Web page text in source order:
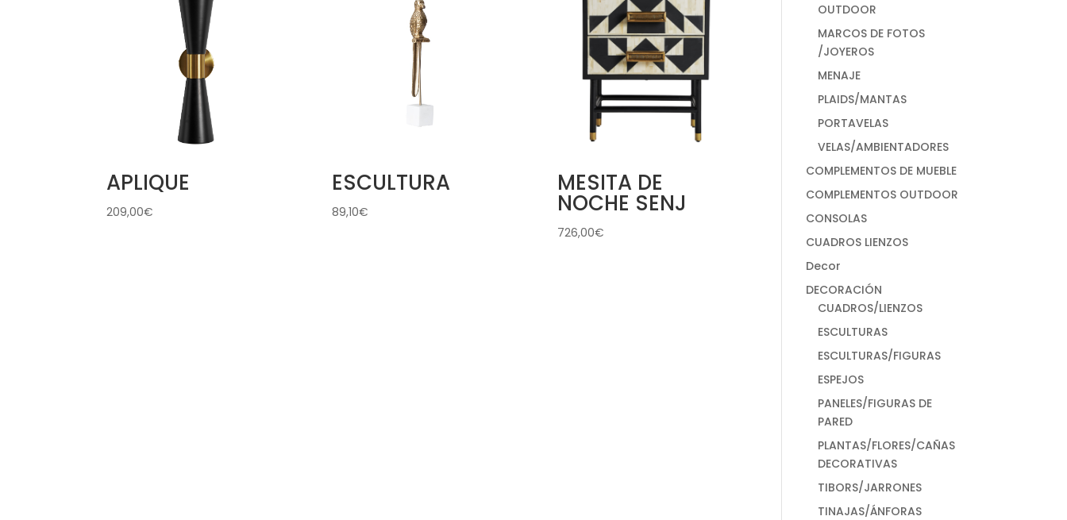
APLIQUE
209,00€
ESCULTURA
89,10€
MESITA DE
NOCHE SENJ
726,00€
OUTDOOR
MARCOS DE FOTOS
/JOYEROS
MENAJE
PLAIDS/MANTAS
PORTAVELAS
VELAS/AMBIENTADORES
COMPLEMENTOS DE MUEBLE
COMPLEMENTOS OUTDOOR
CONSOLAS
CUADROS LIENZOS
Decor
DECORACIÓN
CUADROS/LIENZOS
ESCULTURAS
ESCULTURAS/FIGURAS
ESPEJOS
PANELES/FIGURAS DE
PARED
PLANTAS/FLORES/CAÑAS
DECORATIVAS
TIBORS/JARRONES
TINAJAS/ÁNFORAS